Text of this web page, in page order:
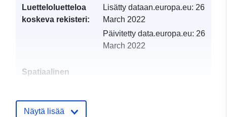
Luetteloluetteloa
koskeva rekisteri:
Lisätty dataan.europa.eu: 26
March 2022
Päivitetty data.europa.eu: 26
March 2022
Spatiaalinen
Tunnisteet:
Näytä lisää